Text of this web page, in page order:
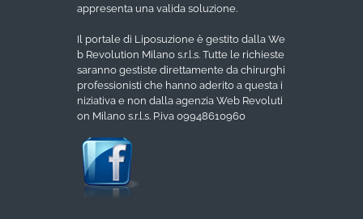
appresenta una valida soluzione.
Il portale di Liposuzione è gestito dalla We
b Revolution Milano s.r.l.s. Tutte le richieste
saranno gestiste direttamente da chirurghi
professionisti che hanno aderito a questa i
niziativa e non dalla agenzia Web Revoluti
on Milano s.r.l.s. P.iva 09948610960